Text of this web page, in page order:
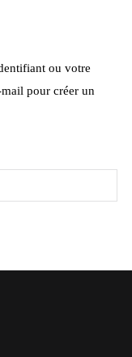
ou votre
pour créer un